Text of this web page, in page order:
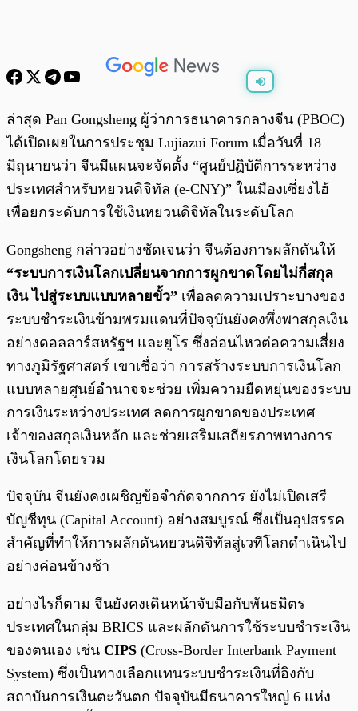
0:00
ล่าสุด Pan Gongsheng ผู้ว่าการธนาคารกลางจีน (PBOC)
ได้เปิดเผยในการประชุม Lujiazui Forum เมื่อวันที่ 18
มิถุนายนว่า จีนมีแผนจะจัดตั้ง “ศูนย์ปฏิบัติการระหว่าง
ประเทศสำหรับหยวนดิจิทัล (e-CNY)” ในเมืองเซี่ยงไฮ้
เพื่อยกระดับการใช้เงินหยวนดิจิทัลในระดับโลก
Gongsheng กล่าวอย่างชัดเจนว่า จีนต้องการผลักดันให้
“ระบบการเงินโลกเปลี่ยนจากการผูกขาดโดยไม่กี่สกุล
เงิน ไปสู่ระบบแบบหลายขั้ว” เพื่อลดความเปราะบางของ
ระบบชำระเงินข้ามพรมแดนที่ปัจจุบันยังคงพึ่งพาสกุลเงิน
อย่างดอลลาร์สหรัฐฯ และยูโร ซึ่งอ่อนไหวต่อความเสี่ยง
ทางภูมิรัฐศาสตร์ เขาเชื่อว่า การสร้างระบบการเงินโลก
แบบหลายศูนย์อำนาจจะช่วย เพิ่มความยืดหยุ่นของระบบ
การเงินระหว่างประเทศ ลดการผูกขาดของประเทศ
เจ้าของสกุลเงินหลัก และช่วยเสริมเสถียรภาพทางการ
เงินโลกโดยรวม
ปัจจุบัน จีนยังคงเผชิญข้อจำกัดจากการ ยังไม่เปิดเสรี
บัญชีทุน (Capital Account) อย่างสมบูรณ์ ซึ่งเป็นอุปสรรค
สำคัญที่ทำให้การผลักดันหยวนดิจิทัลสู่เวทีโลกดำเนินไป
อย่างค่อนข้างช้า
อย่างไรก็ตาม จีนยังคงเดินหน้าจับมือกับพันธมิตร
ประเทศในกลุ่ม BRICS และผลักดันการใช้ระบบชำระเงิน
ของตนเอง เช่น CIPS (Cross-Border Interbank Payment
System) ซึ่งเป็นทางเลือกแทนระบบชำระเงินที่อิงกับ
สถาบันการเงินตะวันตก ปัจจุบันมีธนาคารใหญ่ 6 แห่ง